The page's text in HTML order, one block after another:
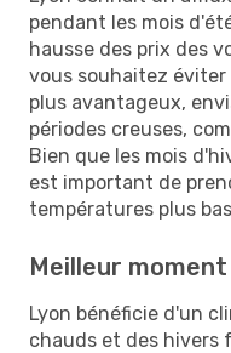
pendant les mois
hausse des prix des
vous souhaitez
plus avantageux,
périodes creuses,
Bien que les mois
est important de
températures plus
Meilleur
Lyon bénéficie d'un
chauds et des hivers